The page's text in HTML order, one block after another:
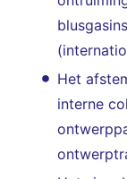
Het
interne